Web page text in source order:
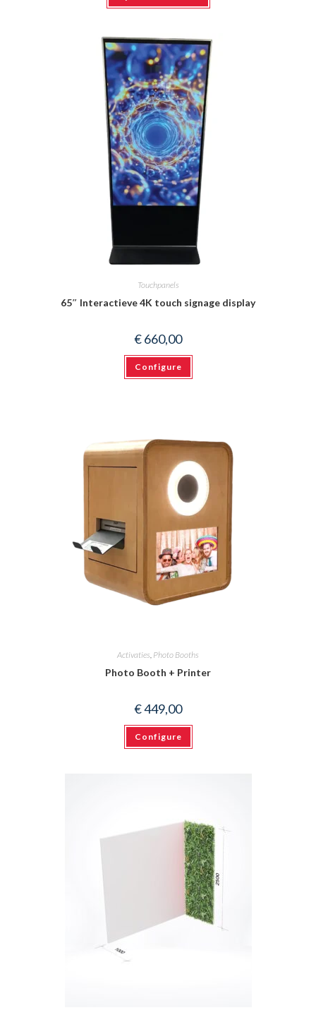
Deze
optie
kan
Touchpanels
65″ Interactieve 4K touch signage display
€660,00
Configure
Activaties, Photo Booths
Photo Booth + Printer
€449,00
Configure